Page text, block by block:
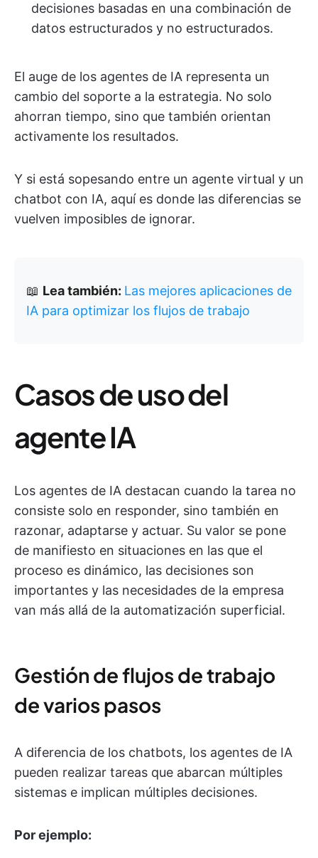
decisiones basadas en una combinación de
datos estructurados y no estructurados.
El auge de los agentes de IA representa un
cambio del soporte a la estrategia. No solo
ahorran tiempo, sino que también orientan
activamente los resultados.
Y si está sopesando entre un agente virtual y un
chatbot con IA, aquí es donde las diferencias se
vuelven imposibles de ignorar.
📖 Lea también: Las mejores aplicaciones de
IA para optimizar los flujos de trabajo
Casos de uso del
agente IA
Los agentes de IA destacan cuando la tarea no
consiste solo en responder, sino también en
razonar, adaptarse y actuar. Su valor se pone
de manifiesto en situaciones en las que el
proceso es dinámico, las decisiones son
importantes y las necesidades de la empresa
van más allá de la automatización superficial.
Gestión de flujos de trabajo
de varios pasos
A diferencia de los chatbots, los agentes de IA
pueden realizar tareas que abarcan múltiples
sistemas e implican múltiples decisiones.
Por ejemplo: